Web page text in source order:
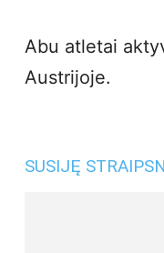
Abu atletai
Austrijoje.
SUSIJĘ